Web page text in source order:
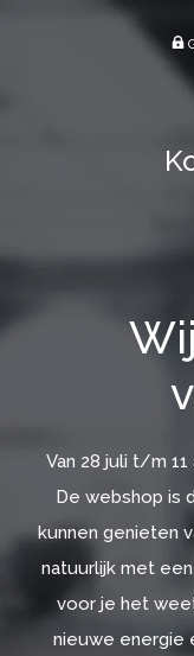
Van 28 juli t/m
De webshop is
kunnen genieten
natuurlijk met
voor je het
nieuwe energie